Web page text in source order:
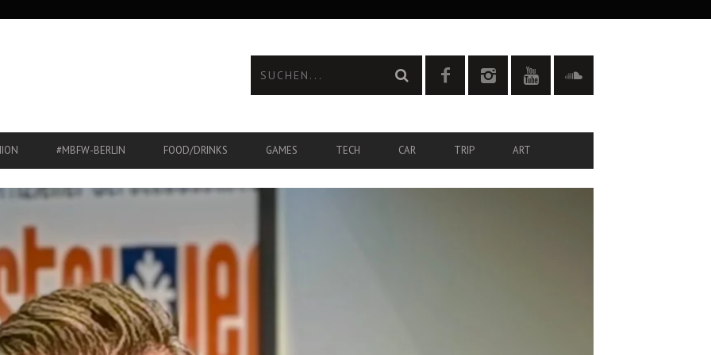
#MBFW-BERLIN FOOD/DRINKS GAMES TECH CAR TRIP ART